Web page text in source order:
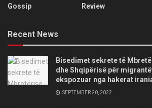
Gossip
Review
Recent News
Bisedimet sekrete të
dhe Shqipërisë për
ekspozuar nga hakerat
SEPTEMBER 20, 2022